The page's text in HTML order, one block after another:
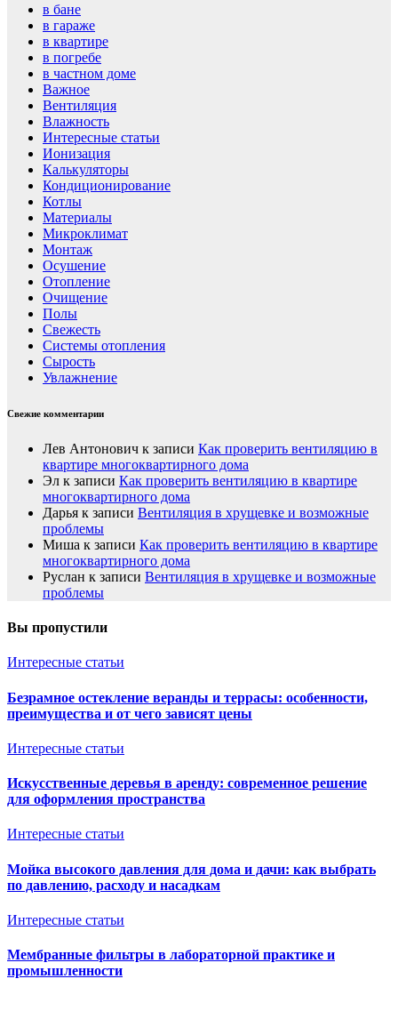
в бане
в гараже
в квартире
в погребе
в частном доме
Важное
Вентиляция
Влажность
Интересные статьи
Ионизация
Калькуляторы
Кондиционирование
Котлы
Материалы
Микроклимат
Монтаж
Осушение
Отопление
Очищение
Полы
Свежесть
Системы отопления
Сырость
Увлажнение
Свежие комментарии
Лев Антонович к записи Как проверить вентиляцию в
квартире многоквартирного дома
Эл к записи Как проверить вентиляцию в квартире
многоквартирного дома
Дарья к записи Вентиляция в хрущевке и возможные
проблемы
Миша к записи Как проверить вентиляцию в квартире
многоквартирного дома
Руслан к записи Вентиляция в хрущевке и возможные
проблемы
Вы пропустили
Интересные статьи
Безрамное остекление веранды и террасы: особенности,
преимущества и от чего зависят цены
Интересные статьи
Искусственные деревья в аренду: современное решение
для оформления пространства
Интересные статьи
Мойка высокого давления для дома и дачи: как выбрать
по давлению, расходу и насадкам
Интересные статьи
Мембранные фильтры в лабораторной практике и
промышленности